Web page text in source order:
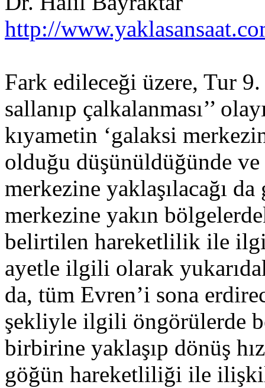
http://
Fark edileceği üzere, Tur
sallanıp çalkalanması’’
kıyametin ‘galaksi
olduğu düşünüldüğünde
merkezine yaklaşılacağı
merkezine yakın
belirtilen hareketlilik ile
ayetle ilgili olarak
da, tüm Evren’i sona
şekliyle ilgili öngörülerde
birbirine yaklaşıp dönüş
göğün hareketliliği ile